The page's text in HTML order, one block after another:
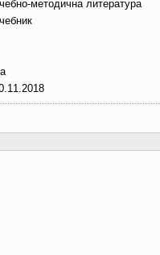
методична литература